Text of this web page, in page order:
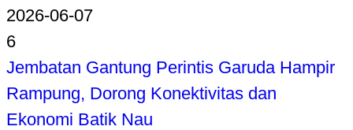
2026-06-07
6
Jembatan Gantung Perintis Garuda Hampir
Rampung, Dorong Konektivitas dan
Ekonomi Batik Nau